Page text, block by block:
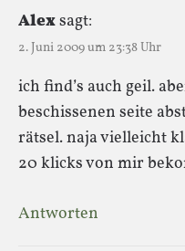
Alexsagt:
2. Juni 2009 um 23:38 Uhr
ich find’s auch geil.
beschissenen seite
rätsel. naja vielleicht
20 klicks von mir
Antworten